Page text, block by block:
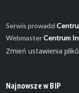
Serwis prowadzi
WebmasterCentrum
Zmień ustawienia
Najnowsze w BIP